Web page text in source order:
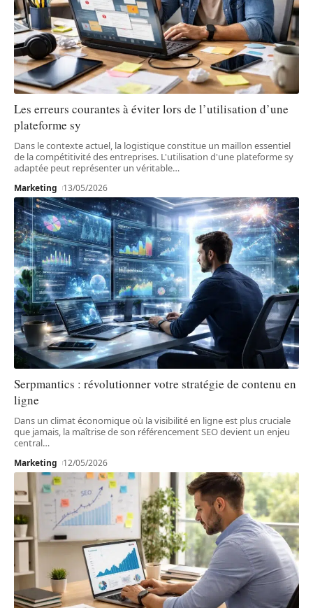
Les erreurs courantes à éviter lors de l’utilisation d’une
plateforme sy
Dans le contexte actuel, la logistique constitue un maillon essentiel
de la compétitivité des entreprises. L'utilisation d'une plateforme sy
adaptée peut représenter un véritable…
Marketing 13/05/2026
Serpmantics : révolutionner votre stratégie de contenu en
ligne
Dans un climat économique où la visibilité en ligne est plus cruciale
que jamais, la maîtrise de son référencement SEO devient un enjeu
central…
Marketing 12/05/2026